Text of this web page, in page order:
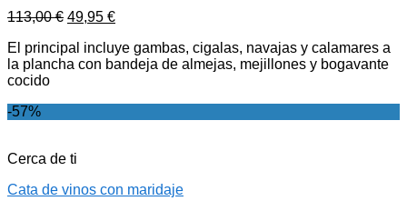
113,00€ 49,95 €
El principal incluye gambas, cigalas, navajas y calamares a
la plancha con bandeja de almejas, mejillones y bogavante
cocido
-57%
Cerca de ti
Cata de vinos con maridaje